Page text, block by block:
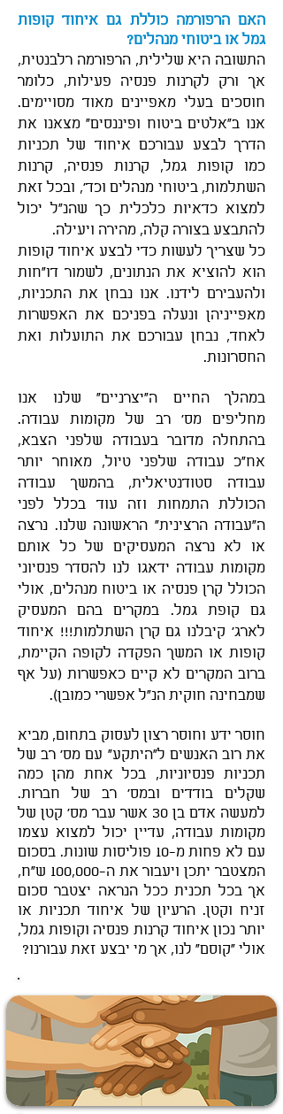
האם הרפורמה כוללת גם איחוד קופות
גמל או ביטוחי מנהלים?
התשובה היא שלילית, הרפורמה רלבנטית,
אך ורק לקרנות פנסיה פעילות, כלומר
חוסכים בעלי מאפיינים מאוד מסויימים.
אנו ב"אלטים ביטוח ופיננסים" מצאנו את
הדרך לבצע עבורכם איחוד של תכניות
כמו קופות גמל, קרנות פנסיה, קרנות
השתלמות, ביטוחי מנהלים וכד', ובכל זאת
למצוא כדאיות כלכלית כך שהנ"ל יכול
להתבצע בצורה קלה, מהירה ויעילה.
כל שצריך לעשות כדי לבצע איחוד קופות
הוא להוציא את הנתונים, לשמור דו"חות
ולהעבירם לידנו. אנו נבחן את התכניות,
מאפייניהן ונעלה בפניכם את האפשרות
לאחד, נבחן עבורכם את התועלות ואת
החסרונות.
במהלך החיים ה"יצרניים" שלנו אנו
מחליפים מס' רב של מקומות עבודה.
בהתחלה מדובר בעבודה שלפני הצבא,
אח"כ עבודה שלפני טיול, מאוחר יותר
עבודה סטודנטיאלית, בהמשך עבודה
הכוללת התמחות וזה עוד בכלל לפני
ה"עבודה הרצינית" הראשונה שלנו. נרצה
או לא נרצה המעסיקים של כל אותם
מקומות עבודה ידאגו לנו להסדר פנסיוני
הכולל קרן פנסיה או ביטוח מנהלים, אולי
גם קופת גמל. במקרים בהם המעסיק
לארג' קיבלנו גם קרן השתלמות!!! איחוד
קופות או המשך הפקדה לקופה הקיימת,
ברוב המקרים לא קיים כאפשרות (על אף
שמבחינה חוקית הנ"ל אפשרי כמובן).
חוסר ידע וחוסר רצון לעסוק בתחום, מביא
את רוב האנשים ל"היתקע" עם מס' רב של
תכניות פנסיוניות, בכל אחת מהן כמה
שקלים בודדים ובמס' רב של חברות.
למעשה אדם בן 30 אשר עבר מס' קטן של
מקומות עבודה, עדיין יכול למצוא עצמו
עם לא פחות מ-10 פוליסות שונות. בסכום
המצטבר יתכן ויעבור את ה-100,000 ש"ח,
אך בכל תכנית ככל הנראה יצטבר סכום
זניח וקטן. הרעיון של איחוד תכניות או
יותר נכון איחוד קרנות פנסיה וקופות גמל,
אולי "קוסם" לנו, אך מי יבצע זאת עבורנו?
רוצים לדבר איתנו?
זה המקום להשאיר פרטים ומומחה מטעמנו
יחזור אליכם!
072-2112225